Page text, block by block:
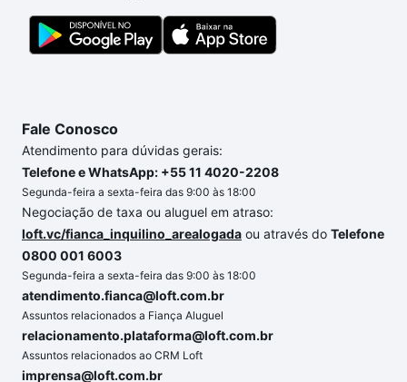
Fale Conosco
Atendimento para dúvidas gerais:
Telefone e WhatsApp: +55 11 4020-2208
Segunda-feira a sexta-feira das 9:00 às 18:00
Negociação de taxa ou aluguel em atraso:
loft.vc/fianca_inquilino_arealogada ou através do Telefone
0800 001 6003
Segunda-feira a sexta-feira das 9:00 às 18:00
atendimento.fianca@loft.com.br
Assuntos relacionados a Fiança Aluguel
relacionamento.plataforma@loft.com.br
Assuntos relacionados ao CRM Loft
imprensa@loft.com.br